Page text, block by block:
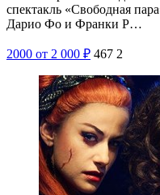
спектакль «Свободная
Дарио Фо и Франки Р…
2000 от 2 000 ₽ 467 2